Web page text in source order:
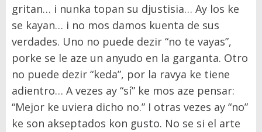
gritan… i nunka topan su djustisia… Ay los ke
se kayan… i no mos damos kuenta de sus
verdades. Uno no puede dezir “no te vayas”,
porke se le aze un anyudo en la garganta. Otro
no puede dezir “keda”, por la ravya ke tiene
adientro… A vezes ay “sí” ke mos aze pensar:
“Mejor ke uviera dicho no.” I otras vezes ay “no”
ke son akseptados kon gusto. No se si el arte